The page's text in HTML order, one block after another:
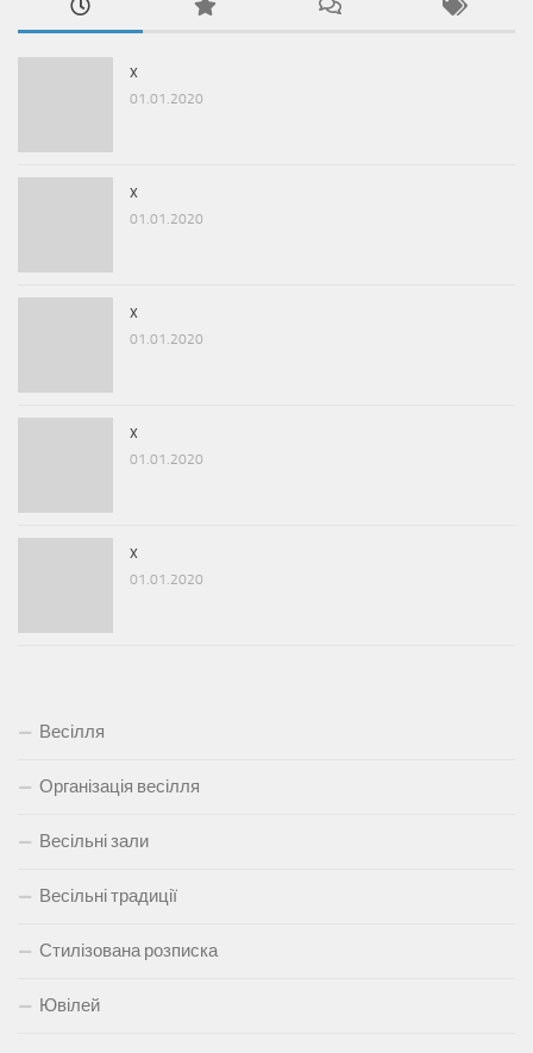
x
01.01.2020
x
01.01.2020
x
01.01.2020
x
01.01.2020
x
01.01.2020
Весілля
Організація весілля
Весільні зали
Весільні традиції
Стилізована розписка
Ювілей